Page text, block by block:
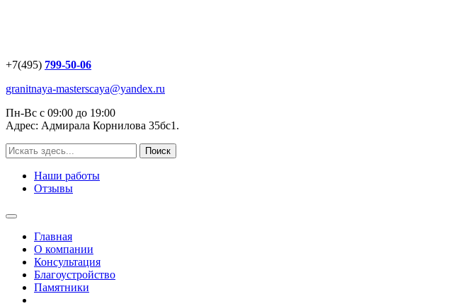
+7(495) 799-50-06
granitnaya-masterscaya@yandex.ru
Пн-Вс с 09:00 до 19:00
Адрес: Адмирала Корнилова 35бс1.
Наши работы
Отзывы
Главная
О компании
Консультация
Благоустройство
Памятники